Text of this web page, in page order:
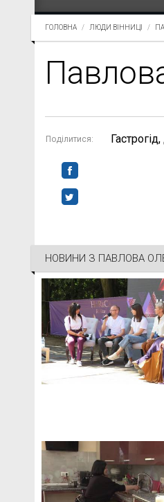
ГОЛОВНА ЛЮДИ ВІННИЦІ
Поділитися:
НОВИНИ З ПАВЛОВА